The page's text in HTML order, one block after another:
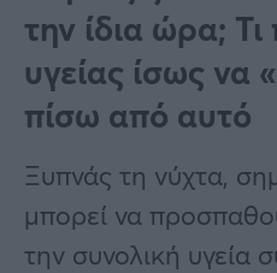
Τράπεζες
Επιδοτήσεις
Κόσμος
Lifestyle
Αθλητικά
Υγεία
την ίδια ώρα;
υγείας ίσως να
πίσω από αυτό
Ξυπνάς τη νύχτα,
μπορεί να
την συνολική υγεία